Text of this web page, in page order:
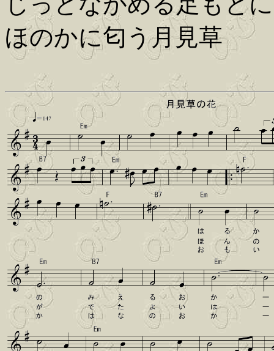
ほのかに匂う月見草